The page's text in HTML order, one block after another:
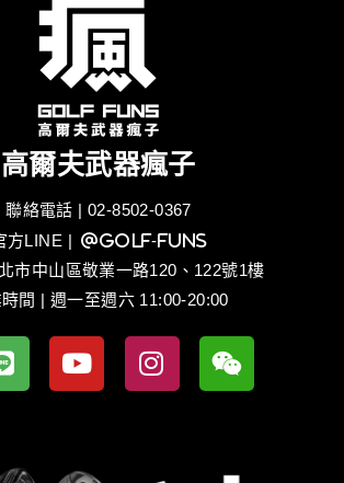
高爾夫武器瘋子
聯絡電話 | 02-8502-0367
方LINE | @golf-funs
市中山區敬業一路120、122號1樓
間 | 週一至週六 11:00-20:00